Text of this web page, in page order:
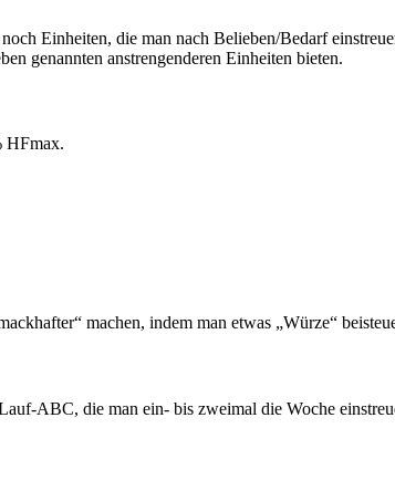
Einheiten, die man nach Belieben/Bedarf
genannten anstrengenderen Einheiten bieten.
HFmax.
machen, indem man etwas „Würze“
ABC, die man ein- bis zweimal die Woche